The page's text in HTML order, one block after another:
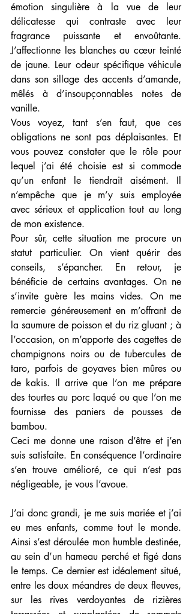
émotion singulière à la vue de leur
délicatesse qui contraste avec leur
fragrance puissante et envoûtante.
J’affectionne les blanches au cœur teinté
de jaune. Leur odeur spécifique véhicule
dans son sillage des accents d’amande,
mêlés à d’insoupçonnables notes de
vanille.
Vous voyez, tant s’en faut, que ces
obligations ne sont pas déplaisantes. Et
vous pouvez constater que le rôle pour
lequel j’ai été choisie est si commode
qu’un enfant le tiendrait aisément. Il
n’empêche que je m’y suis employée
avec sérieux et application tout au long
de mon existence.
Pour sûr, cette situation me procure un
statut particulier. On vient quérir des
conseils, s’épancher. En retour, je
bénéficie de certains avantages. On ne
s’invite guère les mains vides. On me
remercie généreusement en m’offrant de
la saumure de poisson et du riz gluant ; à
l’occasion, on m’apporte des cagettes de
champignons noirs ou de tubercules de
taro, parfois de goyaves bien mûres ou
de kakis. Il arrive que l’on me prépare
des tourtes au porc laqué ou que l’on me
fournisse des paniers de pousses de
bambou.
Ceci me donne une raison d’être et j’en
suis satisfaite. En conséquence l’ordinaire
s’en trouve amélioré, ce qui n’est pas
négligeable, je vous l’avoue.
J’ai donc grandi, je me suis mariée et j’ai
eu mes enfants, comme tout le monde.
Ainsi s’est déroulée mon humble destinée,
au sein d’un hameau perché et figé dans
le temps. Ce dernier est idéalement situé,
entre les doux méandres de deux fleuves,
sur les rives verdoyantes de rizières